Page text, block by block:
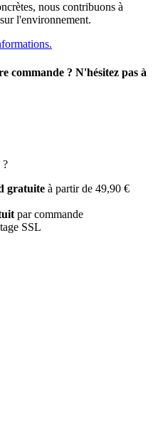
nous contribuons à
l'environnement.
commande ? N'hésitez pas à
?
gratuite à partir de 49,90 €
par commande
SSL